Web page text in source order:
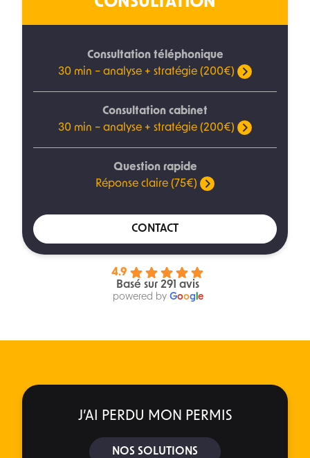
Consultation téléphonique
30 min – analyse + stratégie (200€)
Consultation cabinet
30 min – analyse + stratégie (200€)
Question rapide
Réponse claire (75€)
CONTACT
4.9
Basé sur 291 avis
powered by Googl e
J’AI PERDU MON PERMIS
NOS SOLUTIONS